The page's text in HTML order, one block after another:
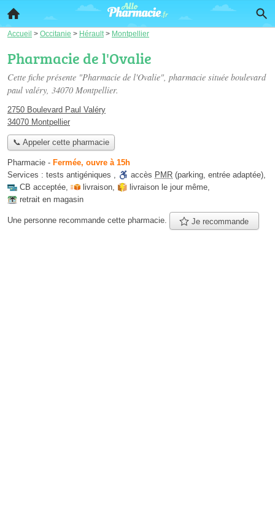
Accueil > Occitanie > Hérault > Montpellier
Pharmacie de l'Ovalie
Cette fiche présente "Pharmacie de l'Ovalie", pharmacie située boulevard
paul valéry, 34070 Montpellier.
2750 Boulevard Paul Valéry
34070 Montpellier
📞 Appeler cette pharmacie
Pharmacie - Fermée, ouvre à 15h
Services : tests antigéniques , accès PMR (parking, entrée adaptée),
CB acceptée, livraison, livraison le jour même,
retrait en magasin
Une personne recommande cette pharmacie. Je recommande